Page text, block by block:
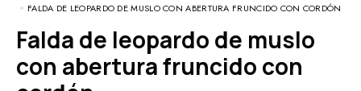
FALDA DE LEOPARDO DE MUSLO CON ABERTURA FRUNCIDO CON CORDÓN
Falda de leopardo de muslo
con abertura fruncido con